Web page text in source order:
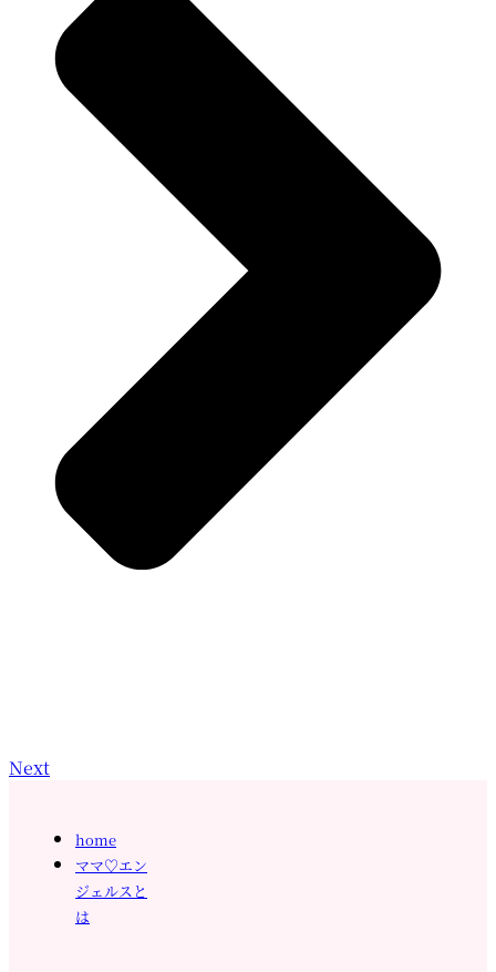
Next
home
ママ♡エン
ジェルスと
は